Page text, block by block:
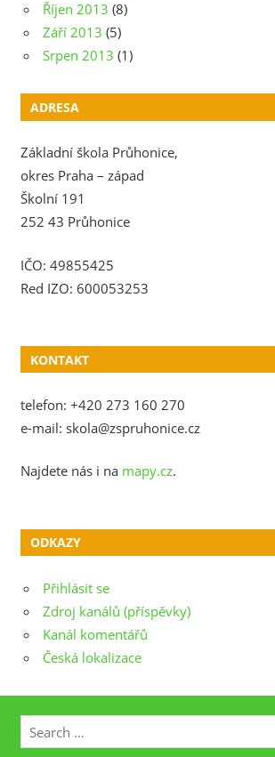
Říjen 2013 (8)
Září 2013 (5)
Srpen 2013 (1)
ADRESA
Základní škola Průhonice,
okres Praha – západ
Školní 191
252 43 Průhonice
IČO: 49855425
Red IZO: 600053253
KONTAKT
telefon: +420 273 160 270
e-mail: skola@zspruhonice.cz
Najdete nás i na mapy.cz.
ODKAZY
Přihlásit se
Zdroj kanálů (příspěvky)
Kanál komentářů
Česká lokalizace